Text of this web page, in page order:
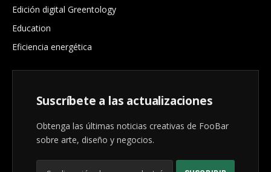
Edición digital Greentology
Education
Eficiencia energética
Suscríbete a las actualizaciones
Obtenga las últimas noticias creativas de FooBar
sobre arte, diseño y negocios.